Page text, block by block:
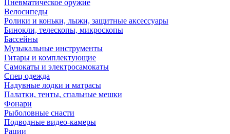
Пневматическое оружие
Велосипеды
Ролики и коньки, лыжи, защитные аксессуары
Бинокли, телескопы, микроскопы
Бассейны
Музыкальные инструменты
Гитары и комплектующие
Самокаты и электросамокаты
Спец одежда
Надувные лодки и матрасы
Палатки, тенты, спальные мешки
Фонари
Рыболовные снасти
Подводные видео-камеры
Рации